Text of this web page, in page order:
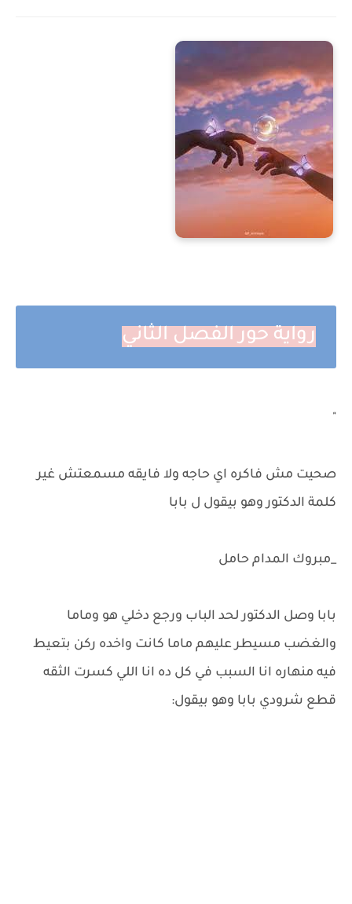
رواية حور الفصل الثاني
"
صحيت مش فاكره اي حاجه ولا فايقه مسمعتش غير
كلمة الدكتور وهو بيقول ل بابا
_مبروك المدام حامل
بابا وصل الدكتور لحد الباب ورجع دخلي هو وماما
والغضب مسيطر عليهم ماما كانت واخده ركن بتعيط
فيه منهاره انا السبب في كل ده انا اللي كسرت الثقه
قطع شرودي بابا وهو بيقول: